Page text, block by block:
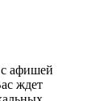
афишей
ждет